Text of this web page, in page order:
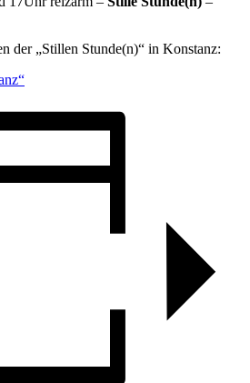
der „Stillen Stunde(n)“ in Konstanz: